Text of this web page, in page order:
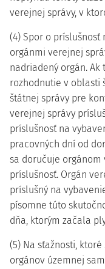
verejnej správy, v
(4) Spor o príslušnosť
orgánmi verejnej
nadriadený orgán. Ak
rozhodnutie v oblasti
štátnej správy pre
verejnej správy
príslušnosť na
pracovných dní od
sa doručuje orgánom
príslušnosť. Orgán
príslušný na
písomne túto
dňa, ktorým začala
(5) Na sťažnosti,
orgánov územnej